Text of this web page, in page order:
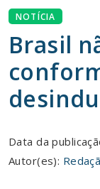
NOTÍCIA
Brasil
Data da
Autor(es):